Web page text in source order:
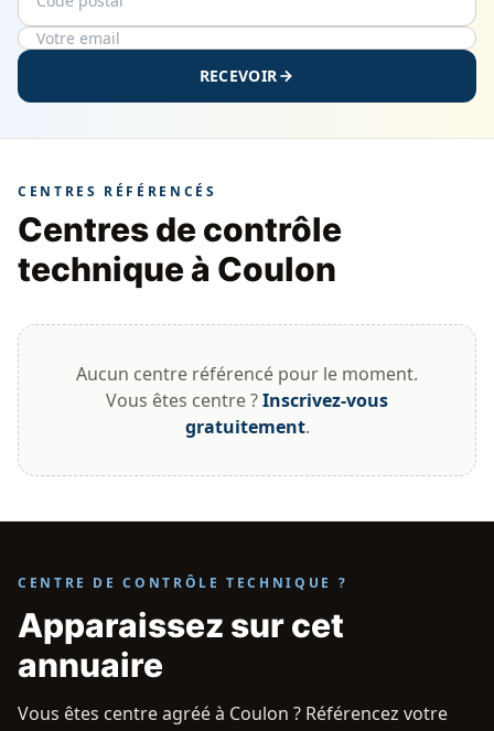
RECEVOIR
CENTRES RÉFÉRENCÉS
Centres de contrôle
technique à Coulon
Aucun centre référencé pour le moment.
Vous êtes centre ?Inscrivez-vous
gratuitement.
CENTRE DE CONTRÔLE TECHNIQUE ?
Apparaissez sur cet
annuaire
Vous êtes centre agréé à Coulon ? Référencez votre